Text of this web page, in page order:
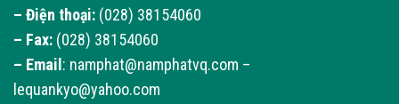
– Điện thoại: (028) 38154060
– Fax: (028) 38154060
– Email: namphat@namphatvq.com –
lequankyo@yahoo.com